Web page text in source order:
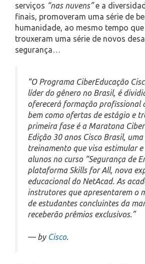
serviços “nas nuvens”e a
finais, promoveram uma série de
humanidade, ao mesmo tempo
trouxeram uma série de novos
segurança…
“O Programa CiberEducação
líder do gênero no Brasil, é
oferecerá formação profissional
bem como ofertas de estágio e
primeira fase é a Maratona
Edição 30 anos Cisco Brasil,
treinamento que visa estimular
alunos no curso “Segurança de
plataforma Skills for All, nova
educacional do NetAcad. As
instrutores que apresentarem o
de estudantes concluintes da
receberão prêmios exclusivos.”
— by Cisco.